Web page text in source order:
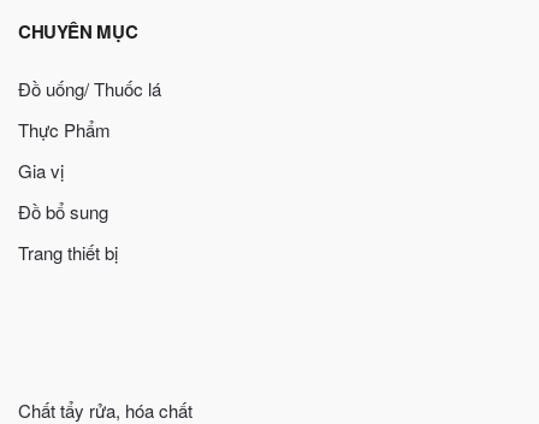
CHUYÊN MỤC
Đồ uống/ Thuốc lá
Thực Phẩm
Gia vị
Đồ bổ sung
Trang thiết bị
Chất tẩy rửa, hóa chất